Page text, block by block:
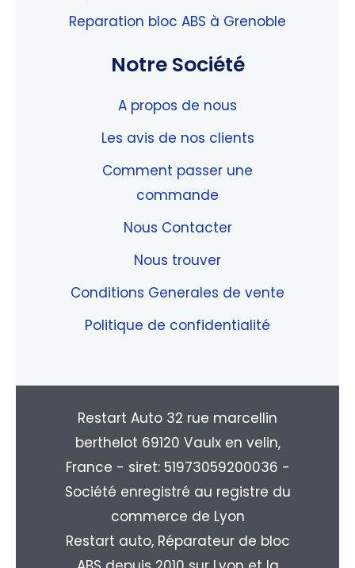
Reparation bloc ABS à Grenoble
Notre Société
A propos de nous
Les avis de nos clients
Comment passer une
commande
Nous Contacter
Nous trouver
Conditions Generales de vente
Politique de confidentialité
Restart Auto 32 rue marcellin
berthelot 69120 Vaulx en velin,
France - siret: 51973059200036 -
Société enregistré au registre du
commerce de Lyon
Restart auto, Réparateur de bloc